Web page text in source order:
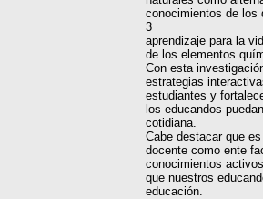
conocimientos de los
3
aprendizaje para la
de los elementos
Con esta
estrategias
estudiantes y
los educandos
cotidiana.
Cabe destacar que
docente como ente
conocimientos
que nuestros
educación.